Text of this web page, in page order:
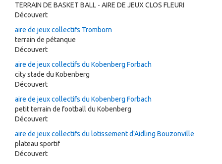
TERRAIN DE BASKET BALL - AIRE DE JEUX CLOS FLEURI
Découvert
aire de jeux collectifs Tromborn
terrain de pétanque
Découvert
aire de jeux collectifs du Kobenberg Forbach
city stade du Kobenberg
Découvert
aire de jeux collectifs du Kobenberg Forbach
petit terrain de football du Kobenberg
Découvert
aire de jeux collectifs du lotissement d'Aidling Bouzonville
plateau sportif
Découvert